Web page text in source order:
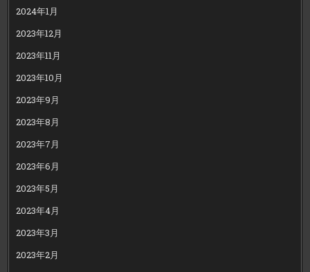
2024年1月
2023年12月
2023年11月
2023年10月
2023年9月
2023年8月
2023年7月
2023年6月
2023年5月
2023年4月
2023年3月
2023年2月